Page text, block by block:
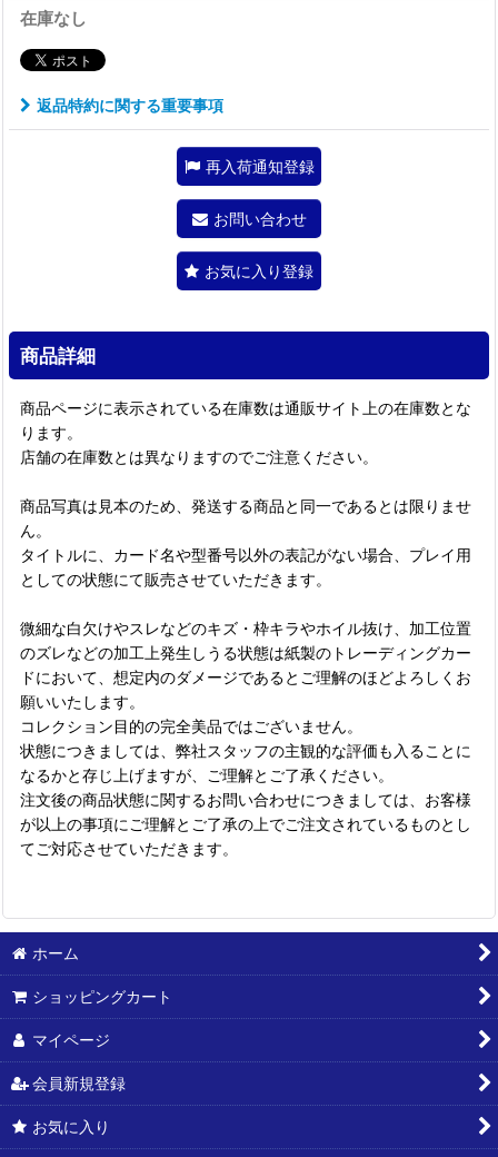
在庫なし
返品特約に関する重要事項
再入荷通知登録
お問い合わせ
お気に入り登録
商品詳細
商品ページに表示されている在庫数は通販サイト上の在庫数とな
ります。
店舗の在庫数とは異なりますのでご注意ください。
商品写真は見本のため、発送する商品と同一であるとは限りませ
ん。
タイトルに、カード名や型番号以外の表記がない場合、プレイ用
としての状態にて販売させていただきます。
微細な白欠けやスレなどのキズ・枠キラやホイル抜け、加工位置
のズレなどの加工上発生しうる状態は紙製のトレーディングカー
ドにおいて、想定内のダメージであるとご理解のほどよろしくお
願いいたします。
コレクション目的の完全美品ではございません。
状態につきましては、弊社スタッフの主観的な評価も入ることに
なるかと存じ上げますが、ご理解とご了承ください。
注文後の商品状態に関するお問い合わせにつきましては、お客様
が以上の事項にご理解とご了承の上でご注文されているものとし
てご対応させていただきます。
ホーム
ショッピングカート
マイページ
会員新規登録
お気に入り